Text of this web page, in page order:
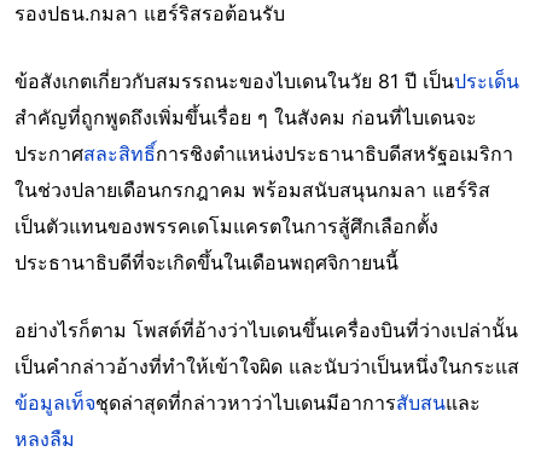
รองปธน.กมลา แฮร์ริสรอต้อนรับ
ข้อสังเกตเกี่ยวกับสมรรถนะของไบเดนในวัย 81 ปี เป็นประเด็น
สำคัญที่ถูกพูดถึงเพิ่มขึ้นเรื่อย ๆ ในสังคม ก่อนที่ไบเดนจะ
ประกาศสละสิทธิ์การชิงตำแหน่งประธานาธิบดีสหรัฐอเมริกา
ในช่วงปลายเดือนกรกฎาคม พร้อมสนับสนุนกมลา แฮร์ริส
เป็นตัวแทนของพรรคเดโมแครตในการสู้ศึกเลือกตั้ง
ประธานาธิบดีที่จะเกิดขึ้นในเดือนพฤศจิกายนนี้
อย่างไรก็ตาม โพสต์ที่อ้างว่าไบเดนขึ้นเครื่องบินที่ว่างเปล่านั้น
เป็นคำกล่าวอ้างที่ทำให้เข้าใจผิด และนับว่าเป็นหนึ่งในกระแส
ข้อมูลเท็จชุดล่าสุดที่กล่าวหาว่าไบเดนมีอาการสับสนและ
หลงลืม